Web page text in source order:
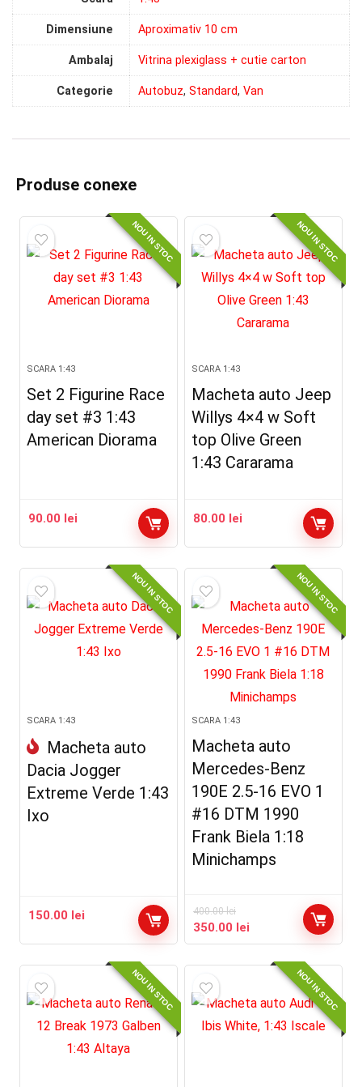
Dimensiune Aproximativ 10 cm
Ambalaj Vitrina plexiglass + cutie carton
Categorie Autobuz, Standard, Van
Produse conexe
NOU IN STOC
SCARA 1:43
Set 2 Figurine Race
day set #3 1:43
American Diorama
90.00 lei
NOU IN STOC
SCARA 1:43
Macheta auto Jeep
Willys 4×4 w Soft
top Olive Green
1:43 Cararama
80.00 lei
NOU IN STOC
SCARA 1:43
Macheta auto
Dacia Jogger
Extreme Verde 1:43
Ixo
150.00 lei
NOU IN STOC
SCARA 1:43
Macheta auto
Mercedes-Benz
190E 2.5-16 EVO 1
#16 DTM 1990
Frank Biela 1:18
Minichamps
400.00lei
Prețul
inițial
400.00 lei.
350.00 lei
curent
este:
350.00 lei.
NOU IN STOC NOU IN STOC